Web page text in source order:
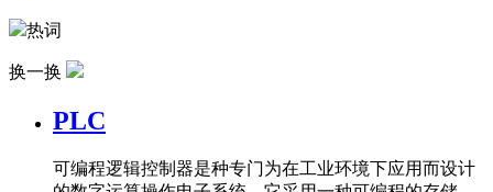
热词
换一换
PLC
可编程逻辑控制器是种专门为在工业环境下应用而设计